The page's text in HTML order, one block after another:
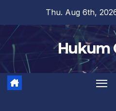
content
Thu. Aug 6th,
Hukum